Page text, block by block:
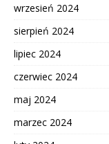
wrzesień 2024
sierpień 2024
lipiec 2024
czerwiec 2024
maj 2024
marzec 2024